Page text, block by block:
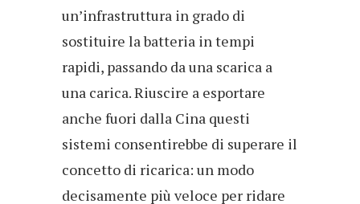
un’infrastruttura in grado di
sostituire la batteria in tempi
rapidi, passando da una scarica a
una carica. Riuscire a esportare
anche fuori dalla Cina questi
sistemi consentirebbe di superare il
concetto di ricarica: un modo
decisamente più veloce per ridare